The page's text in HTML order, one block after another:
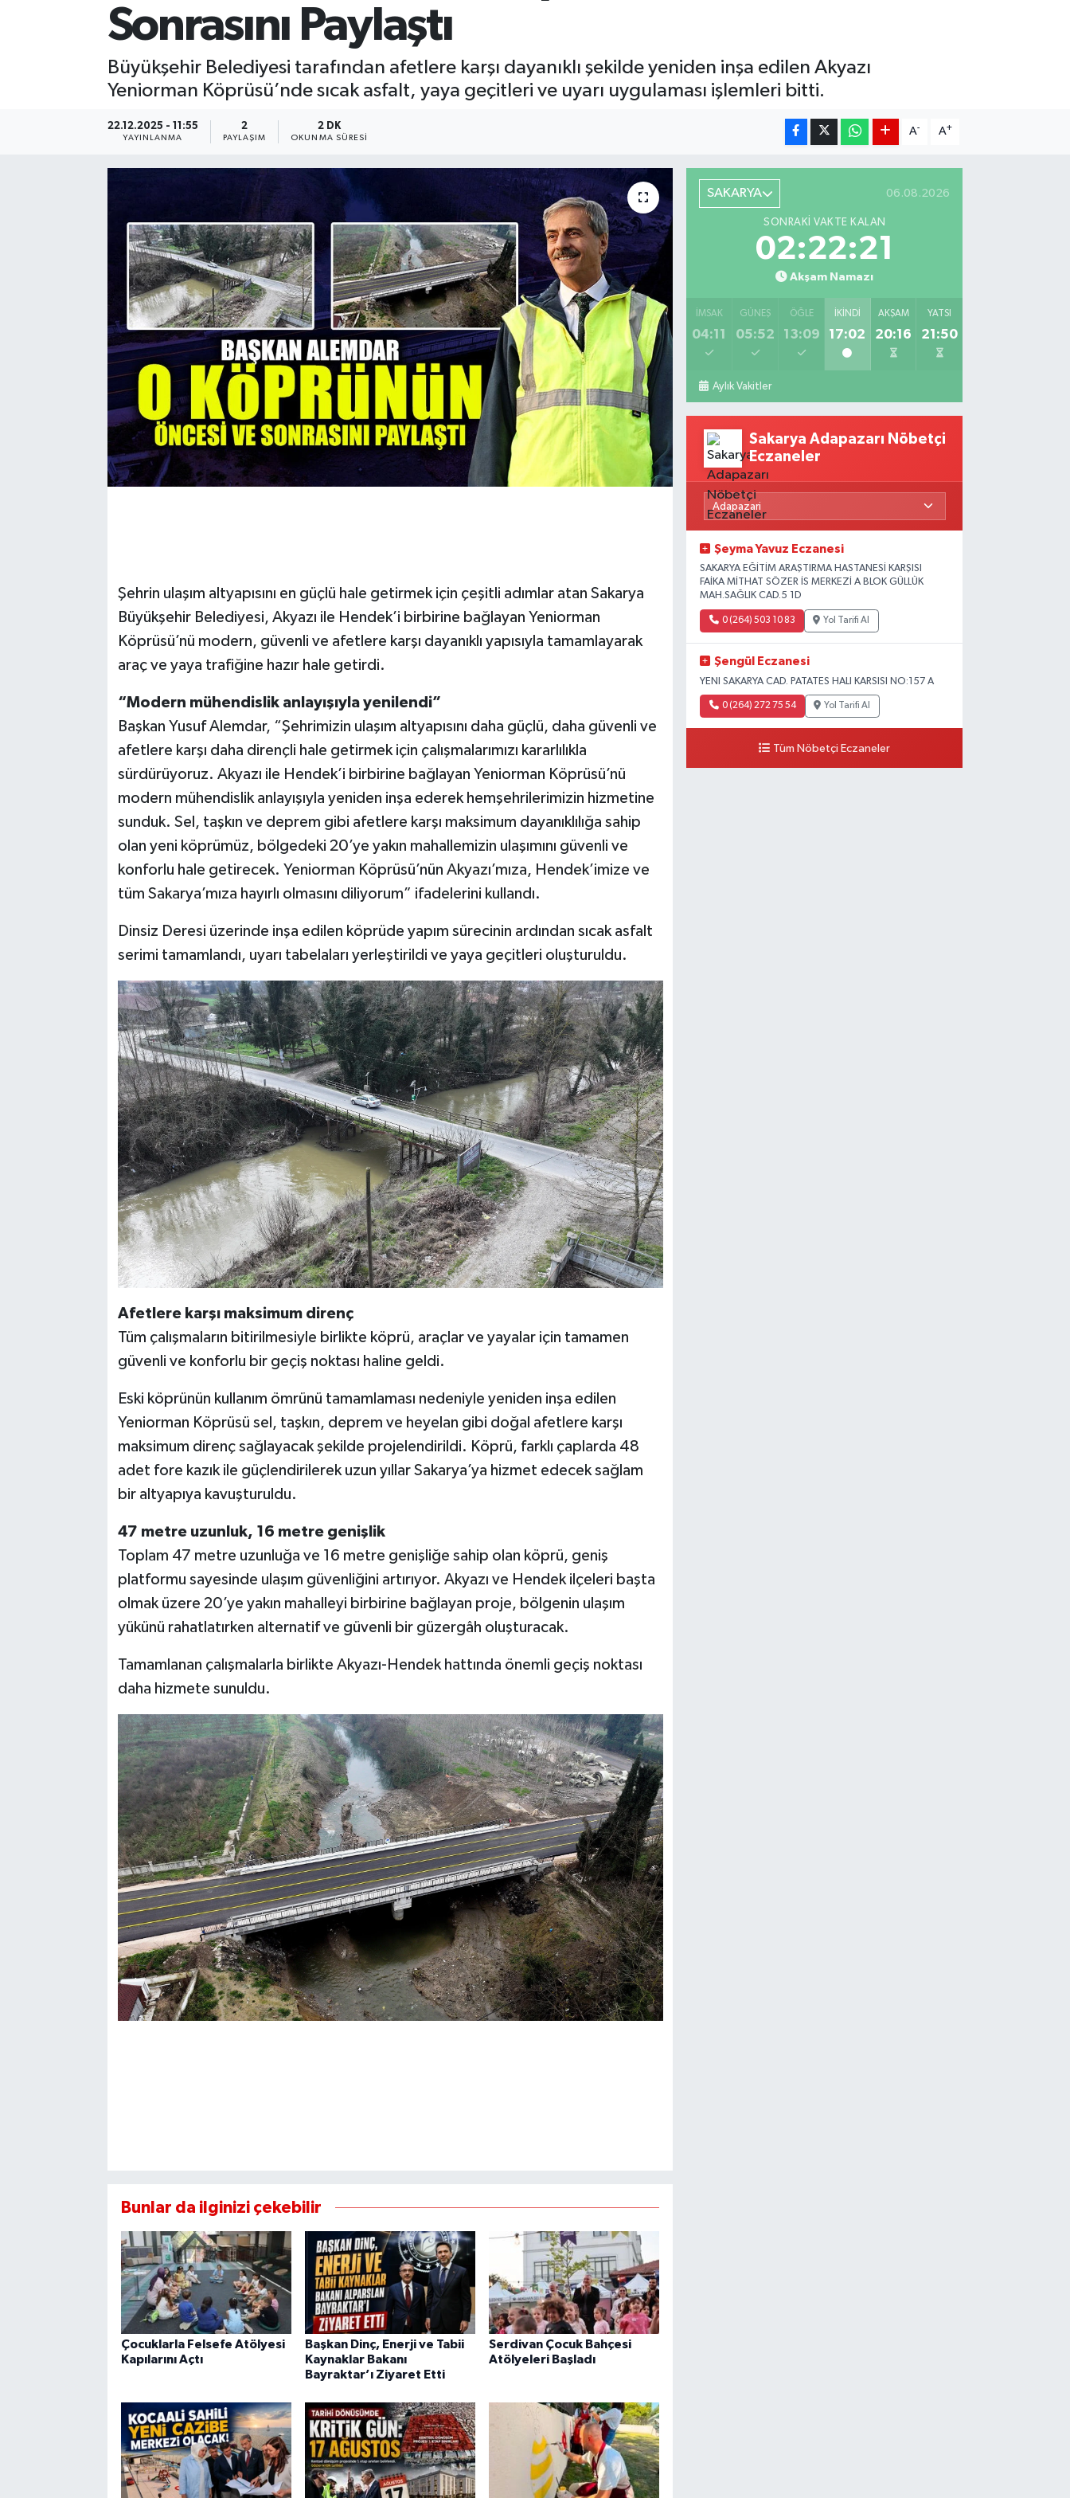
Sonrasını Paylaştı
Büyükşehir Belediyesi tarafından afetlere karşı dayanıklı şekilde yeniden inşa edilen Akyazı
Yeniorman Köprüsü’nde sıcak asfalt, yaya geçitleri ve uyarı uygulaması işlemleri bitti.
22.12.2025 - 11:55
YAYINLANMA
2
PAYLAŞIM
2 DK
OKUNMA SÜRESI
A- A+
Şehrin ulaşım altyapısını en güçlü hale getirmek için çeşitli adımlar atan Sakarya
Büyükşehir Belediyesi, Akyazı ile Hendek’i birbirine bağlayan Yeniorman
Köprüsü’nü modern, güvenli ve afetlere karşı dayanıklı yapısıyla tamamlayarak
araç ve yaya trafiğine hazır hale getirdi.
“Modern mühendislik anlayışıyla yenilendi”
Başkan Yusuf Alemdar, “Şehrimizin ulaşım altyapısını daha güçlü, daha güvenli ve
afetlere karşı daha dirençli hale getirmek için çalışmalarımızı kararlılıkla
sürdürüyoruz. Akyazı ile Hendek’i birbirine bağlayan Yeniorman Köprüsü’nü
modern mühendislik anlayışıyla yeniden inşa ederek hemşehrilerimizin hizmetine
sunduk. Sel, taşkın ve deprem gibi afetlere karşı maksimum dayanıklılığa sahip
olan yeni köprümüz, bölgedeki 20’ye yakın mahallemizin ulaşımını güvenli ve
konforlu hale getirecek. Yeniorman Köprüsü’nün Akyazı’mıza, Hendek’imize ve
tüm Sakarya’mıza hayırlı olmasını diliyorum” ifadelerini kullandı.
Dinsiz Deresi üzerinde inşa edilen köprüde yapım sürecinin ardından sıcak asfalt
serimi tamamlandı, uyarı tabelaları yerleştirildi ve yaya geçitleri oluşturuldu.
Afetlere karşı maksimum direnç
Tüm çalışmaların bitirilmesiyle birlikte köprü, araçlar ve yayalar için tamamen
güvenli ve konforlu bir geçiş noktası haline geldi.
Eski köprünün kullanım ömrünü tamamlaması nedeniyle yeniden inşa edilen
Yeniorman Köprüsü sel, taşkın, deprem ve heyelan gibi doğal afetlere karşı
maksimum direnç sağlayacak şekilde projelendirildi. Köprü, farklı çaplarda 48
adet fore kazık ile güçlendirilerek uzun yıllar Sakarya’ya hizmet edecek sağlam
bir altyapıya kavuşturuldu.
47 metre uzunluk, 16 metre genişlik
Toplam 47 metre uzunluğa ve 16 metre genişliğe sahip olan köprü, geniş
platformu sayesinde ulaşım güvenliğini artırıyor. Akyazı ve Hendek ilçeleri başta
olmak üzere 20’ye yakın mahalleyi birbirine bağlayan proje, bölgenin ulaşım
yükünü rahatlatırken alternatif ve güvenli bir güzergâh oluşturacak.
Tamamlanan çalışmalarla birlikte Akyazı-Hendek hattında önemli geçiş noktası
daha hizmete sunuldu.
Bunlar da ilginizi çekebilir
Çocuklarla Felsefe Atölyesi
Kapılarını Açtı
Başkan Dinç, Enerji ve Tabii
Kaynaklar Bakanı
Bayraktar’ı Ziyaret Etti
Serdivan Çocuk Bahçesi
Atölyeleri Başladı
SAKARYA 06.08.2026
SONRAKI VAKTE KALAN
02:22:20
Akşam Namazı
İMSAK
04:11
GÜNEŞ
05:52
ÖĞLE
13:09
İKINDI
17:02
AKŞAM
20:16
YATSI
21:50
Aylık Vakitler
Sakarya Adapazarı Nöbetçi
Eczaneler
Şeyma Yavuz Eczanesi
SAKARYA EĞİTİM ARAŞTIRMA HASTANESİ KARŞISI
FAİKA MİTHAT SÖZER İS MERKEZİ A BLOK GÜLLÜK
MAH.SAĞLIK CAD.5 1D
0 (264) 503 10 83 Yol Tarifi Al
Şengül Eczanesi
YENI SAKARYA CAD. PATATES HALI KARSISI NO:157 A
0 (264) 272 75 54 Yol Tarifi Al
Tüm Nöbetçi Eczaneler